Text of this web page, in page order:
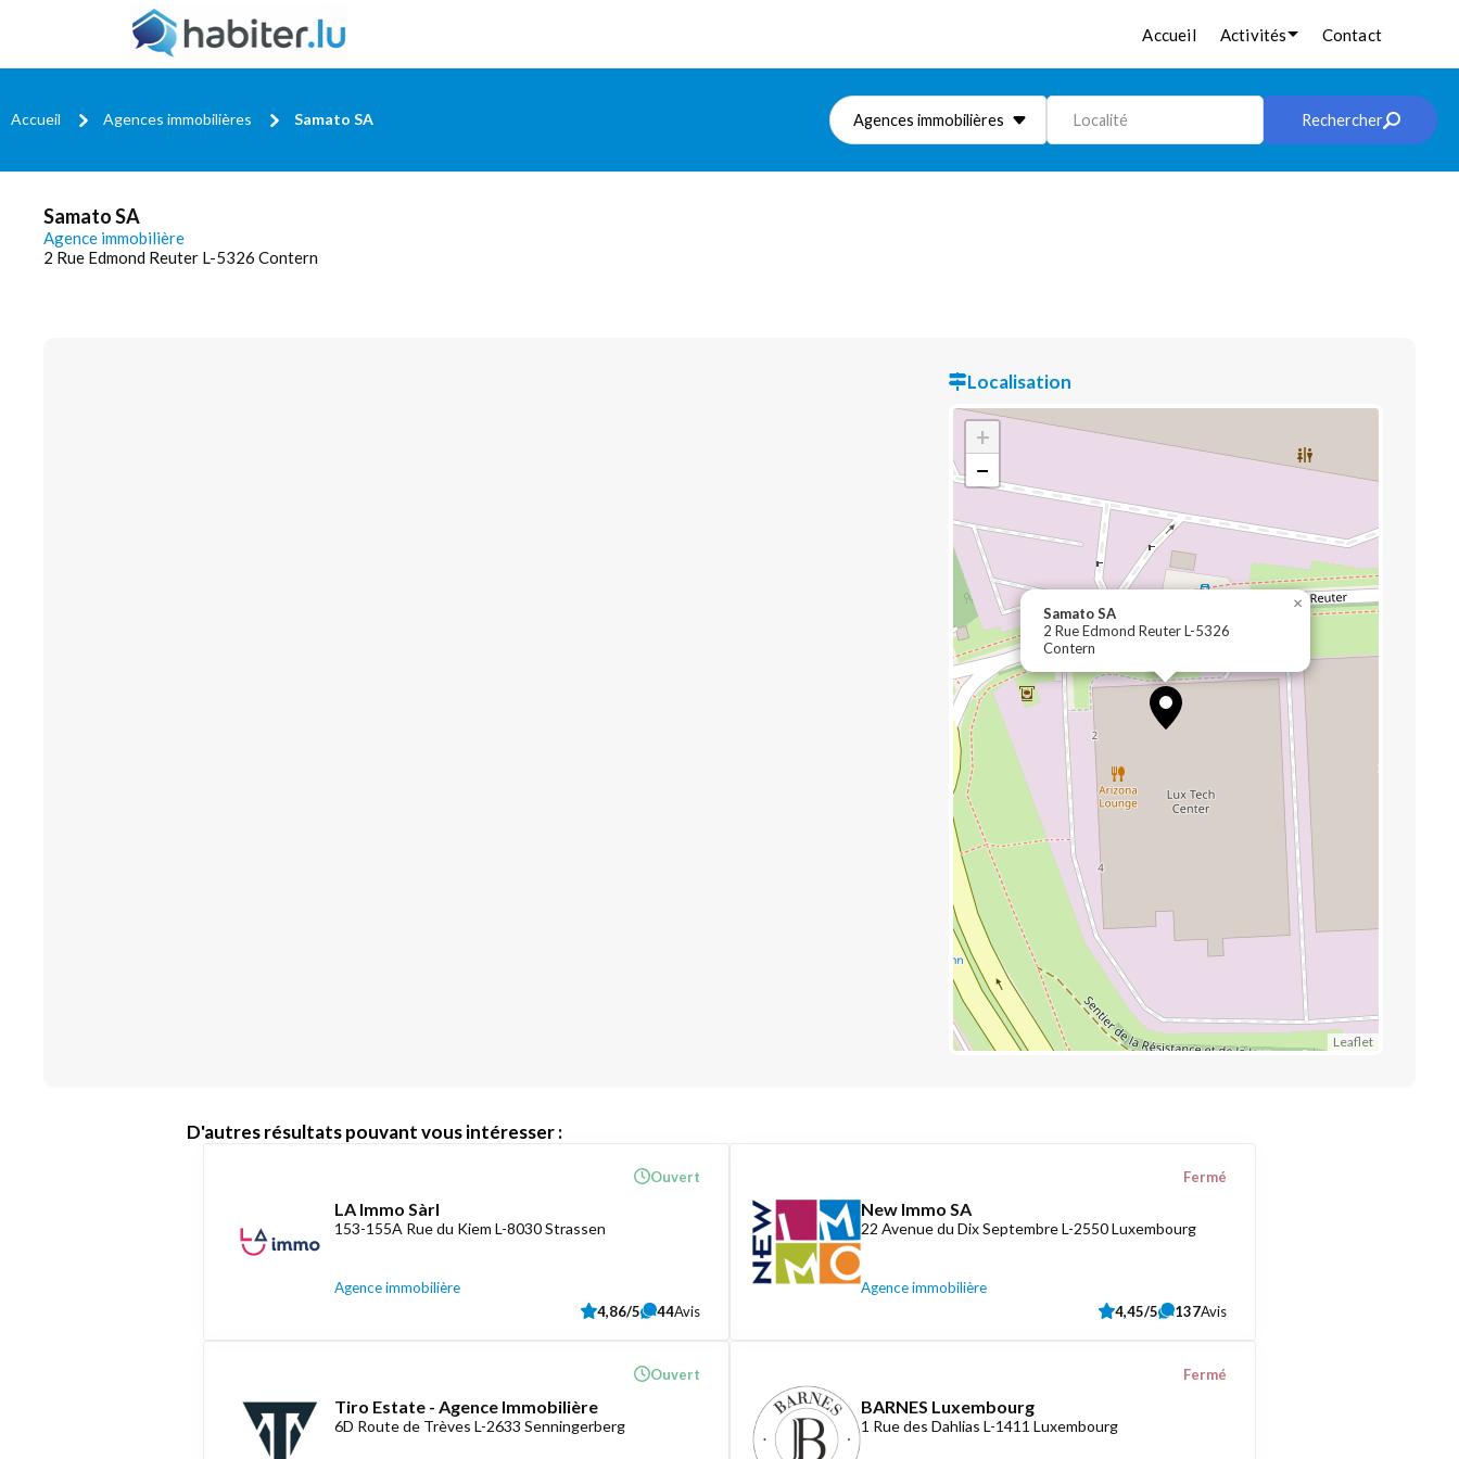
Accueil Activités Contact
Accueil Agences immobilières Samato SA Agences immobilières Localité Rechercher
Samato SA
Agence immobilière
2 Rue Edmond Reuter L-5326 Contern
Localisation
Samato SA
2 Rue Edmond Reuter L-5326
Contern
×
+
−
Leaflet
D'autres résultats pouvant vous intéresser :
LA Immo Sàrl
153-155A Rue du Kiem L-8030 Strassen
Agence immobilière
Ouvert
4,86/5 44Avis
New Immo SA
22 Avenue du Dix Septembre L-2550 Luxembourg
Agence immobilière
Fermé
4,45/5 137Avis
Tiro Estate - Agence Immobilière
6D Route de Trèves L-2633 Senningerberg
Ouvert
BARNES Luxembourg
1 Rue des Dahlias L-1411 Luxembourg
Fermé